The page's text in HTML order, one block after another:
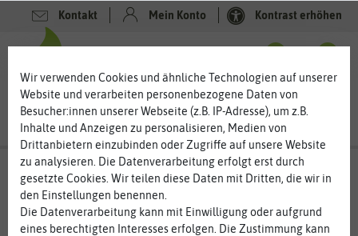
Kontakt Mein Konto Kontrast erhöhen
-80%
Wir verwenden Cookies und ähnliche Technologien auf unserer
Website und verarbeiten personenbezogene Daten von
Besucher:innen unserer Webseite (z.B. IP-Adresse), um z.B.
Inhalte und Anzeigen zu personalisieren, Medien von
Drittanbietern einzubinden oder Zugriffe auf unsere Website
zu analysieren. Die Datenverarbeitung erfolgt erst durch
gesetzte Cookies. Wir teilen diese Daten mit Dritten, die wir in
den Einstellungen benennen.
Die Datenverarbeitung kann mit Einwilligung oder aufgrund
eines berechtigten Interesses erfolgen. Die Zustimmung kann